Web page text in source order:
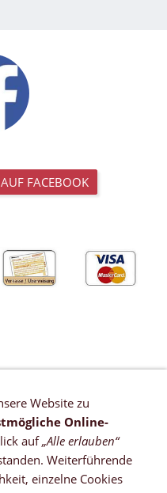
FACEBOOK
Website zu
Online-
auf„Alle erlauben“
Weiterführende
einzelne Cookies